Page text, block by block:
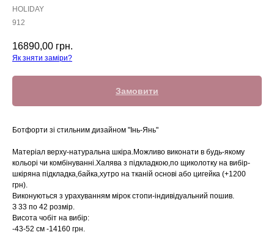
HOLIDAY
912
16890,00 грн.
Як зняти заміри?
Замовити
Ботфорти зі стильним дизайном "Інь-Янь"
Матеріал верху-натуральна шкіра.Можливо виконати в будь-якому
кольорі чи комбінуванні.Халява з підкладкою,по щиколотку на вибір-
шкіряна підкладка,байка,хутро на тканій основі або цигейка (+1200
грн).
Виконуються з урахуванням мірок стопи-індивідуальний пошив.
З 33 по 42 розмір.
Висота чобіт на вибір:
-43-52 см -14160 грн.